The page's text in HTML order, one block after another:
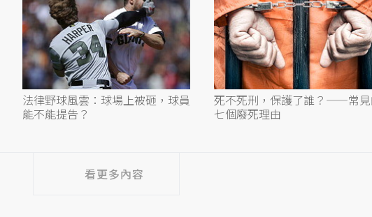
法律野球風雲：球場上被砸，球員
能不能提告？
死不死刑，保護了誰？——常
七個廢死理由
看更多內容